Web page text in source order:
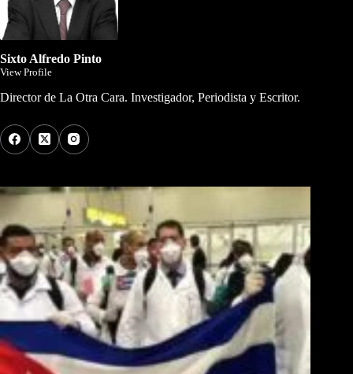
Sixto Alfredo Pinto
View Profile
Director de La Otra Cara. Investigador, Periodista y Escritor.